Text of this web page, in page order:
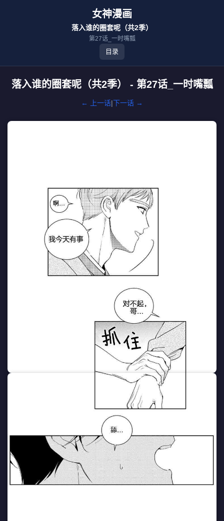
女神漫画
落入谁的圈套呢（共2季）
第27话_一时嘴瓢
目录
落入谁的圈套呢（共2季） - 第27话_一时嘴瓢
← 上一话|下一话 →